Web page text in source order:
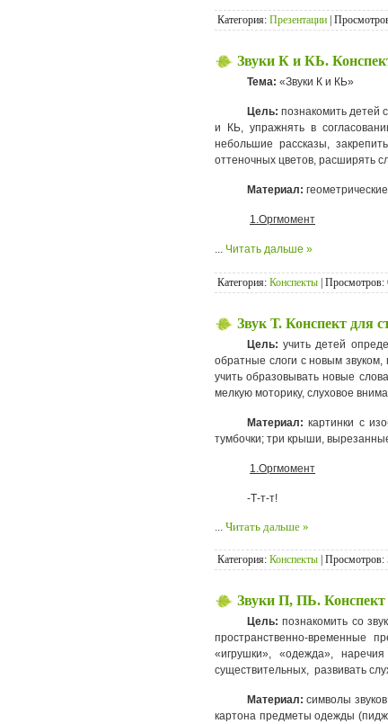
Категория: Презентации |
Звуки К и КЬ.
Тема: «Звуки К и КЬ»
Цель: познакомить детей
и КЬ, упражнять в
небольшие рассказы,
оттеночных цветов, расширять
Материал:
1.Оргмомент
... Читать дальше »
Категория: Конспекты |
Звук Т. Конспект для
Цель: учить детей
обратные слоги с новым
учить образовывать новые
мелкую моторику, слуховое
Материал: картинки с
тумбочки; три крыши,
1.Оргмомент
-Т-т-т!
... Читать дальше »
Категория: Конспекты |
Звуки П, ПЬ.
Цель: познакомить со
пространственно-временные
«игрушки», «одежда»,
существительных, развивать
Материал: символы
картона предметы одежды